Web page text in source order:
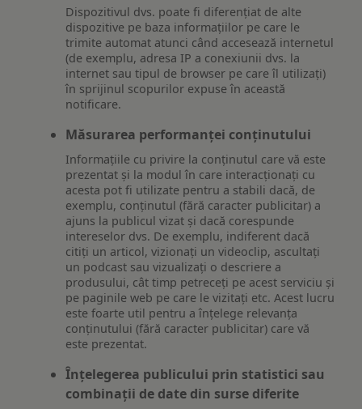
Dispozitivul dvs. poate fi diferențiat de alte
dispozitive pe baza informațiilor pe care le
trimite automat atunci când accesează internetul
(de exemplu, adresa IP a conexiunii dvs. la
internet sau tipul de browser pe care îl utilizați)
în sprijinul scopurilor expuse în această
notificare.
Măsurarea performanței conținutului
Informațiile cu privire la conținutul care vă este
prezentat și la modul în care interacționați cu
acesta pot fi utilizate pentru a stabili dacă, de
exemplu, conținutul (fără caracter publicitar) a
ajuns la publicul vizat și dacă corespunde
intereselor dvs. De exemplu, indiferent dacă
citiți un articol, vizionați un videoclip, ascultați
un podcast sau vizualizați o descriere a
produsului, cât timp petreceți pe acest serviciu și
pe paginile web pe care le vizitați etc. Acest lucru
este foarte util pentru a înțelege relevanța
conținutului (fără caracter publicitar) care vă
este prezentat.
Înțelegerea publicului prin statistici sau
combinații de date din surse diferite